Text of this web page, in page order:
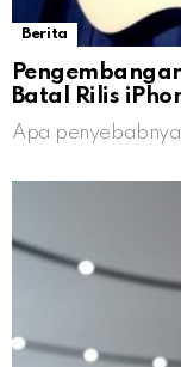
Berita
Batal Rilis
Apa